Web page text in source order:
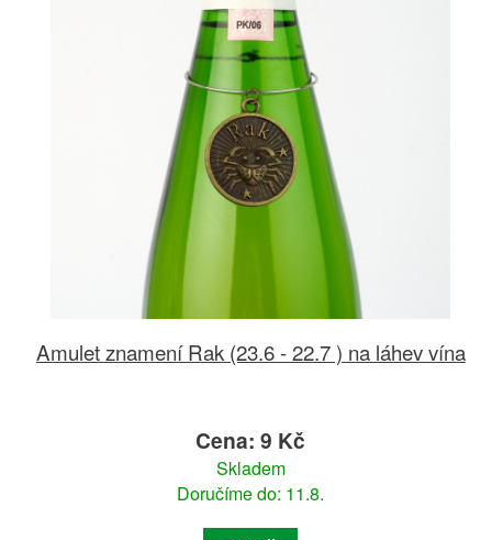
Amulet znamení Rak (23.6 - 22.7 ) na láhev vína
Cena: 9 Kč
Skladem
Doručíme do: 11.8.